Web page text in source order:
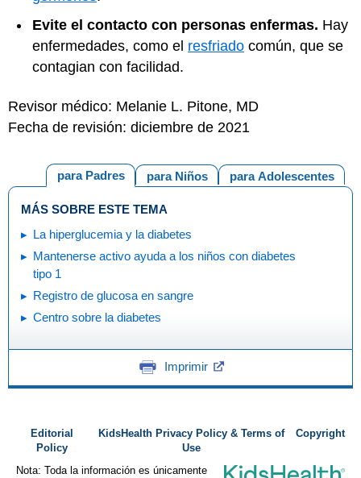
Evite el contacto con personas enfermas. Hay
enfermedades, como el resfriado común, que se
contagian con facilidad.
Revisor médico: Melanie L. Pitone, MD
Fecha de revisión: diciembre de 2021
para Adolescentes
para Niños
para Padres
MÁS SOBRE ESTE TEMA
La hiperglucemia y la diabetes
Mantenerse activo ayuda a los niños con diabetes
tipo 1
Registro de glucosa en sangre
Centro sobre la diabetes
Imprimir
Editorial
Policy
KidsHealth Privacy Policy & Terms of
Use
Copyright
Nota: Toda la información es únicamente